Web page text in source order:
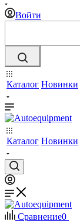
Войти
Каталог Новинки
Каталог Новинки
Сравнение0